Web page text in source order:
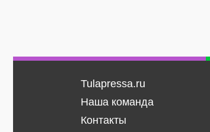
Tulapressa.ru
Наша команда
Контакты